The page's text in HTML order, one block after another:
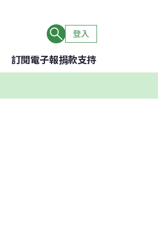
登入
訂閱電子報捐款支持